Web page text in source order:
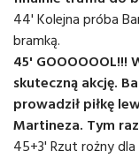
44' Kolejna próba
bramką.
45'
skuteczną akcję.
prowadził piłkę
Martineza. Tym
45+3' Rzut rożny